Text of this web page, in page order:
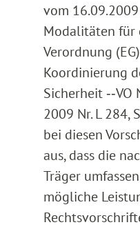
vom
Modalitäten für
Verordnung
Koordinierung
Sicherheit ‑‑VO
2009 Nr. L 284,
bei diesen
aus, dass die
Träger
mögliche